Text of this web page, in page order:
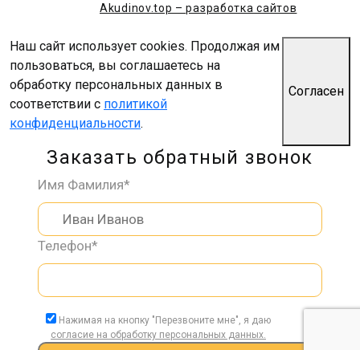
Akudinov.top – разработка сайтов
Наш сайт использует cookies. Продолжая им
пользоваться, вы соглашаетесь на
обработку персональных данных в
соответствии с политикой
конфиденциальности.
Согласен
Заказать обратный звонок
Имя Фамилия*
Телефон*
Нажимая на кнопку "Перезвоните мне", я даю
согласие на обработку персональных данных.